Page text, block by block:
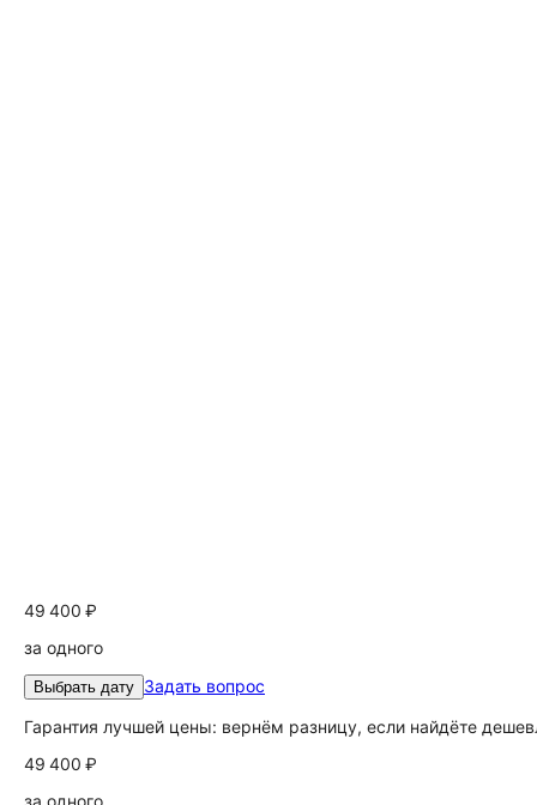
49 400 ₽
за одного
Выбрать дату Задать вопрос
Гарантия лучшей цены: вернём разницу, если найдёте
49 400 ₽
за одного